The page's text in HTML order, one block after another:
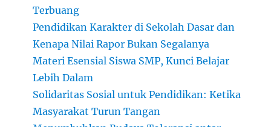
Terbuang
Pendidikan Karakter di Sekolah Dasar dan
Kenapa Nilai Rapor Bukan Segalanya
Materi Esensial Siswa SMP, Kunci Belajar
Lebih Dalam
Solidaritas Sosial untuk Pendidikan: Ketika
Masyarakat Turun Tangan